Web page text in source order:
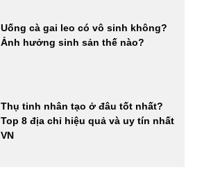
Uống cà gai leo có vô sinh không?
Ảnh hưởng sinh sản thế nào?
Thụ tinh nhân tạo ở đâu tốt nhất?
Top 8 địa chỉ hiệu quả và uy tín nhất
VN